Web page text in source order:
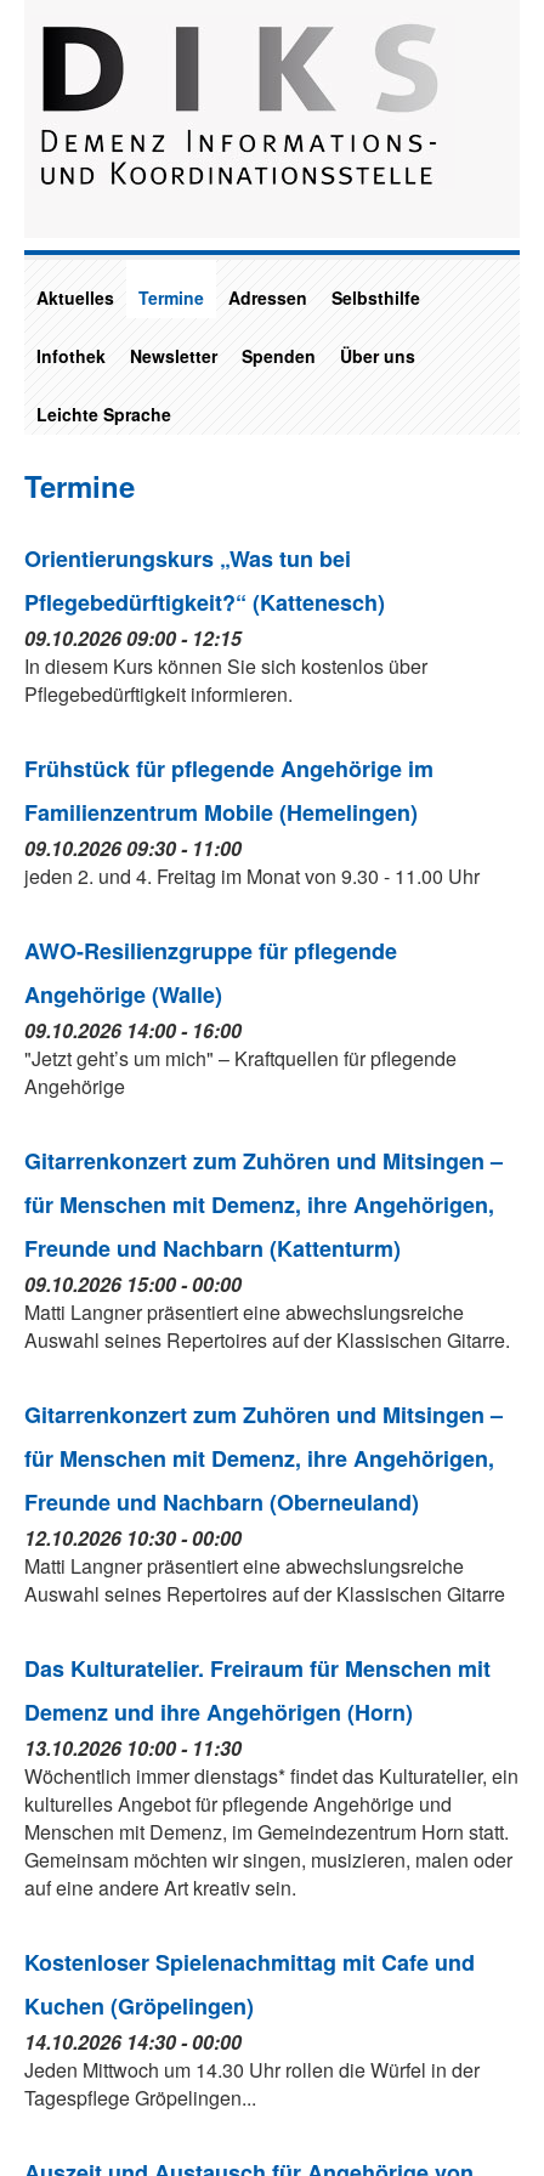
Aktuelles Termine Adressen Selbsthilfe
Infothek Newsletter Spenden Über uns
Leichte Sprache
Termine
Orientierungskurs „Was tun bei
Pflegebedürftigkeit?“ (Kattenesch)
09.10.2026 09:00 - 12:15
In diesem Kurs können Sie sich kostenlos über
Pflegebedürftigkeit informieren.
Frühstück für pflegende Angehörige im
Familienzentrum Mobile (Hemelingen)
09.10.2026 09:30 - 11:00
jeden 2. und 4. Freitag im Monat von 9.30 - 11.00 Uhr
AWO-Resilienzgruppe für pflegende
Angehörige (Walle)
09.10.2026 14:00 - 16:00
"Jetzt geht’s um mich" – Kraftquellen für pflegende
Angehörige
Gitarrenkonzert zum Zuhören und Mitsingen –
für Menschen mit Demenz, ihre Angehörigen,
Freunde und Nachbarn (Kattenturm)
09.10.2026 15:00 - 00:00
Matti Langner präsentiert eine abwechslungsreiche
Auswahl seines Repertoires auf der Klassischen Gitarre.
Gitarrenkonzert zum Zuhören und Mitsingen –
für Menschen mit Demenz, ihre Angehörigen,
Freunde und Nachbarn (Oberneuland)
12.10.2026 10:30 - 00:00
Matti Langner präsentiert eine abwechslungsreiche
Auswahl seines Repertoires auf der Klassischen Gitarre
Das Kulturatelier. Freiraum für Menschen mit
Demenz und ihre Angehörigen (Horn)
13.10.2026 10:00 - 11:30
Wöchentlich immer dienstags* findet das Kulturatelier, ein
kulturelles Angebot für pflegende Angehörige und
Menschen mit Demenz, im Gemeindezentrum Horn statt.
Gemeinsam möchten wir singen, musizieren, malen oder
auf eine andere Art kreativ sein.
Kostenloser Spielenachmittag mit Cafe und
Kuchen (Gröpelingen)
14.10.2026 14:30 - 00:00
Jeden Mittwoch um 14.30 Uhr rollen die Würfel in der
Tagespflege Gröpelingen...